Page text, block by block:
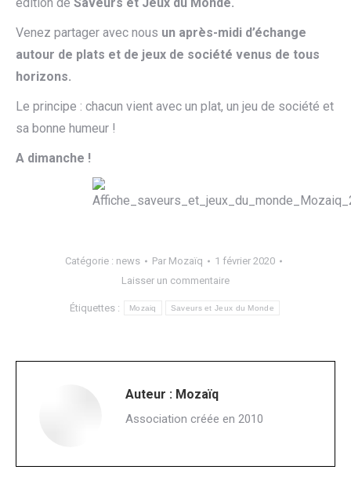
Venez partager avec nous un après-midi d’échange
autour de plats et de jeux de société venus de tous
horizons.
Le principe : chacun vient avec un plat, un jeu de société et
sa bonne humeur !
A dimanche !
Catégorie : news Par Mozaïq
1 février 2020
Laisser un commentaire
Étiquettes : Mozaiq Saveurs et Jeux du Monde
Auteur : Mozaïq
Association créée en 2010